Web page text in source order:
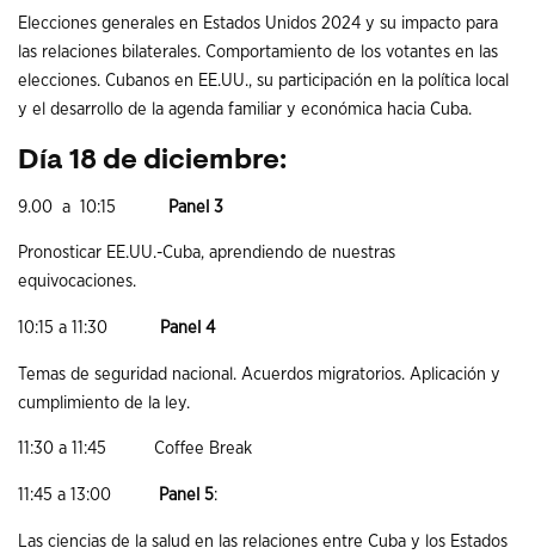
Elecciones generales en Estados Unidos 2024 y su impacto para
las relaciones bilaterales. Comportamiento de los votantes en las
elecciones. Cubanos en EE.UU., su participación en la política local
y el desarrollo de la agenda familiar y económica hacia Cuba.
Día 18 de diciembre:
9.00 a 10:15 Panel 3
Pronosticar EE.UU.-Cuba, aprendiendo de nuestras
equivocaciones.
10:15 a 11:30 Panel 4
Temas de seguridad nacional. Acuerdos migratorios. Aplicación y
cumplimiento de la ley.
11:30 a 11:45 Coffee Break
11:45 a 13:00 Panel 5:
Las ciencias de la salud en las relaciones entre Cuba y los Estados